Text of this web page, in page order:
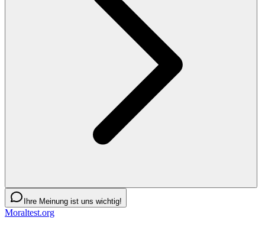
Ihre Meinung ist uns wichtig!
Moraltest.org